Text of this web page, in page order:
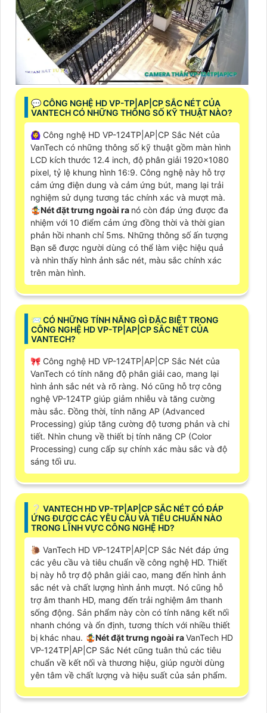
️💬 CÔNG NGHỆ HD VP-TP|AP|CP SẮC NÉT CỦA
VANTECH CÓ NHỮNG THÔNG SỐ KỸ THUẬT NÀO?
🙆‍♀️ Công nghệ HD VP-124TP|AP|CP Sắc Nét của
VanTech có những thông số kỹ thuật gồm màn hình
LCD kích thước 12.4 inch, độ phân giải 1920x1080
pixel, tỷ lệ khung hình 16:9. Công nghệ này hỗ trợ
cảm ứng điện dung và cảm ứng bút, mang lại trải
nghiệm sử dụng tương tác chính xác và mượt mà.
🤹Nét đặt trưng ngoài ra nó còn đáp ứng được đa
nhiệm với 10 điểm cảm ứng đồng thời và thời gian
phản hồi nhanh chỉ 5ms. Những thông số ấn tượng
Bạn sẽ được người dùng có thể làm việc hiệu quả
và nhìn thấy hình ảnh sắc nét, màu sắc chính xác
trên màn hình.
📨 CÓ NHỮNG TÍNH NĂNG GÌ ĐẶC BIỆT TRONG
CÔNG NGHỆ HD VP-TP|AP|CP SẮC NÉT CỦA
VANTECH?
🎀 Công nghệ HD VP-124TP|AP|CP Sắc Nét của
VanTech có tính năng độ phân giải cao, mang lại
hình ảnh sắc nét và rõ ràng. Nó cũng hỗ trợ công
nghệ VP-124TP giúp giảm nhiễu và tăng cường
màu sắc. Đồng thời, tính năng AP (Advanced
Processing) giúp tăng cường độ tương phản và chi
tiết. Nhìn chung về thiết bị tính năng CP (Color
Processing) cung cấp sự chính xác màu sắc và độ
sáng tối ưu.
❔ VANTECH HD VP-TP|AP|CP SẮC NÉT CÓ ĐÁP
ỨNG ĐƯỢC CÁC YÊU CẦU VÀ TIÊU CHUẨN NÀO
TRONG LĨNH VỰC CÔNG NGHỆ HD?
🐌 VanTech HD VP-124TP|AP|CP Sắc Nét đáp ứng
các yêu cầu và tiêu chuẩn về công nghệ HD. Thiết
bị này hỗ trợ độ phân giải cao, mang đến hình ảnh
sắc nét và chất lượng hình ảnh mượt. Nó cũng hỗ
trợ âm thanh HD, mang đến trải nghiệm âm thanh
sống động. Sản phẩm này còn có tính năng kết nối
nhanh chóng và ổn định, tương thích với nhiều thiết
bị khác nhau. 🤹Nét đặt trưng ngoài raVanTech HD
VP-124TP|AP|CP Sắc Nét cũng tuân thủ các tiêu
chuẩn về kết nối và thương hiệu, giúp người dùng
yên tâm về chất lượng và hiệu suất của sản phẩm.